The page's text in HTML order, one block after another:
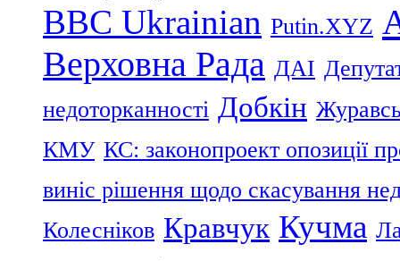
BBC Ukrainian Putin.XYZ
Верховна Рада ДАІ
недоторканності Добкін
КМУ КС: законопроект опозиції
виніс рішення щодо скасування
Колесніков Кравчук Кучма